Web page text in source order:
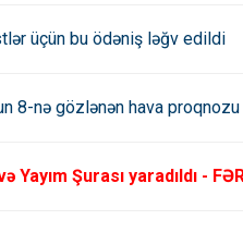
üçün bu ödəniş ləğv edildi
8-nə gözlənən hava proqnozu
Yayım Şurası yaradıldı -